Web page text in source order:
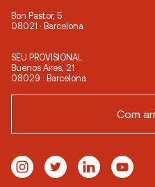
Bon Pastor, 5
08021 · Barcelona
SEU PROVISIONAL
Buenos Aires, 21
08029 · Barcelona
Com